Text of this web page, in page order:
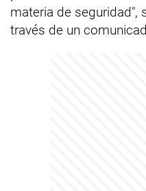
materia de seguridad",
través de un